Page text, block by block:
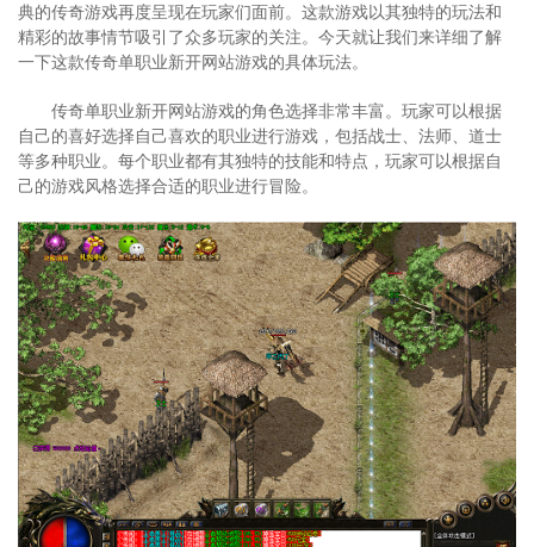
典的传奇游戏再度呈现在玩家们面前。这款游戏以其独特的玩法和
精彩的故事情节吸引了众多玩家的关注。今天就让我们来详细了解
一下这款传奇单职业新开网站游戏的具体玩法。
传奇单职业新开网站游戏的角色选择非常丰富。玩家可以根据
自己的喜好选择自己喜欢的职业进行游戏，包括战士、法师、道士
等多种职业。每个职业都有其独特的技能和特点，玩家可以根据自
己的游戏风格选择合适的职业进行冒险。